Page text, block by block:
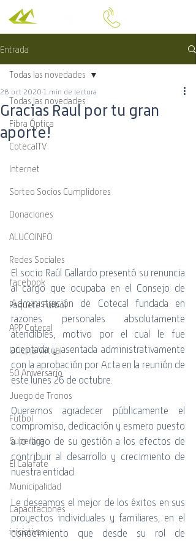
Entrada
Todas las novedades
Fibra Óptica
CotecalTV
Internet
Sorteo Socios Cumplidores
Donaciones
ALUCOINFO
Redes Sociales
facebook
Paquete Futbol
APP Cotecal
Oficina Virtual
50 Aniversario
Juego de Tronos
Futbol
Superliga
El Calafate
Municipalidad
Capacitaciones
iniciativas
Todas las novedades
Gracias Raul por tu gran
aporte!
28 oct 2020 1 min de lectura
El socio Raúl Gallardo presentó su renuncia
al cargo que ocupaba en el Consejo de
Administración de Cotecal fundada en
razones personales absolutamente
atendibles, motivo por el cual le fue
aceptada y asentada administrativamente
con la aprobación por Acta en la reunión de
este lunes 26 de octubre.
Queremos agradecer públicamente el
compromiso, dedicación y esmero puesto
a lo largo de su gestión a los efectos de
contribuir al desarrollo y crecimiento de
nuestra entidad.
Le deseamos el mejor de los éxitos en sus
proyectos individuales y familiares, en el
conocimiento que desde su rol de